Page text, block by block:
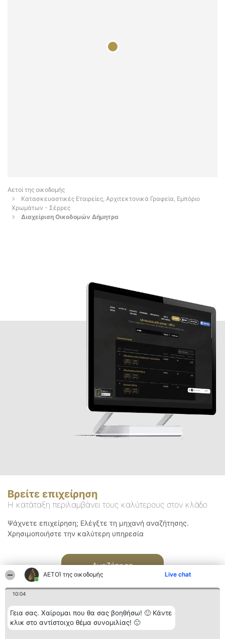
ΑΕΤΟΊ της οικοδομής Live chat
10:04
Γεια σας. Χαίρομαι που θα σας βοηθήσω! 🙂 Κάντε
κλικ στο αντίστοιχο θέμα συνομιλίας! 🙂
Αετοί της οικοδομής
Κατασκευαστικές Εταιρείες, Αρχιτεκτονικά Γραφεία, Εμπόριο
Χρωμάτων - Σέρρες
Διαχείριση Οικοδομών Δήμητρα
Βρείτε επιχείρηση
Η κατάταξη περιλαμβάνει τους καλύτερους στον κλάδο
Ψάχνετε επιχείρηση; Ελέγξτε τη μηχανή αναζήτησης.
Χρησιμοποιήστε την καλύτερη υπηρεσία
Αναζήτηση